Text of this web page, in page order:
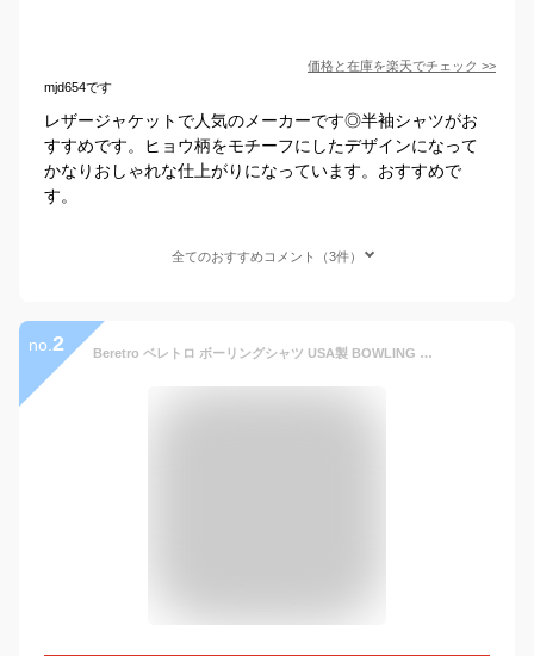
価格と在庫を楽天でチェック >>
mjd654です
レザージャケットで人気のメーカーです◎半袖シャツがお
すすめです。ヒョウ柄をモチーフにしたデザインになって
かなりおしゃれな仕上がりになっています。おすすめで
す。
全てのおすすめコメント（3件）
no. 2 Beretro ベレトロ ボーリングシャツ USA製 BOWLING SHIRT BC2421 メンズ シャツ 半袖 ボウリングシャツ 半袖シャツ ヒョウ柄 レオパード 黒 ブラック メール便